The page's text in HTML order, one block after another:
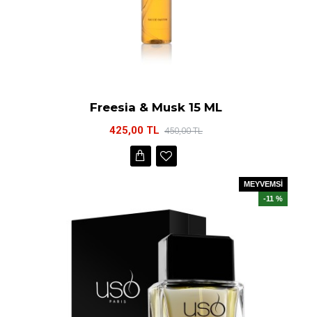
Freesia & Musk 15 ML
425,00 TL 450,00 TL
MEYVEMSİ
-11 %